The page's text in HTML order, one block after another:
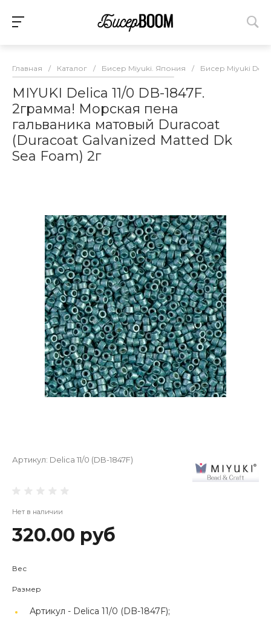
Главная / Каталог / Бисер Miyuki. Япония / Бисер Miyuki
MIYUKI Delica 11/0 DB-1847F.
2грамма! Морская пена
гальваника матовый Duracoat
(Duracoat Galvanized Matted Dk
Sea Foam) 2г
Артикул: Delica 11/0 (DB-1847F)
Нет в наличии
320.00 руб
Вес
Размер
Артикул - Delica 11/0 (DB-1847F);